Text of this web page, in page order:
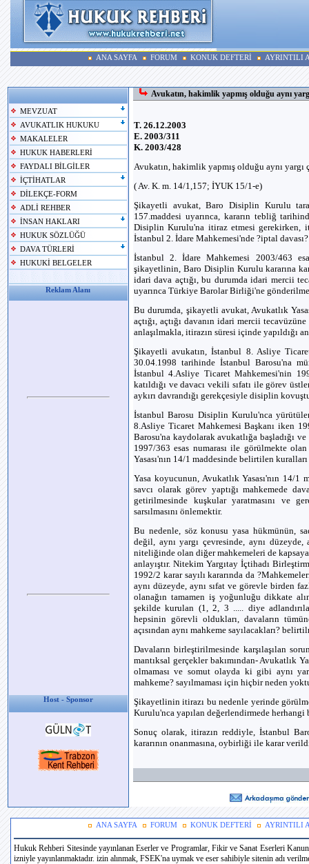
ANA SAYFA FORUM KONUK DEFTERİ AYRINTILI
MEVZUAT
AVUKATLIK HUKUKU
MAKALELER
HUKUK HABERLERİ
FAYDALI BİLGİLER
İÇTİHATLAR
DİLEKÇE-FORM
ADLİ REHBER
İNSAN HAKLARI
HUKUK SÖZLÜĞÜ
DAVA TÜRLERİ
HUKUKİ BELGELER
Reklam Alanı
Host - Sponsor
Avukatın, hakimlik yapmış olduğu aynı
T. 26.12.2003
E. 2003/311
K. 2003/428
Avukatın, hakimlik yapmış olduğu aynı
( Av. K. m. 14/1,157; İYUK 15/1-e)
Şikayetli avukat, Baro Disiplin Kurulu
157.maddesi uyarınca, kararın tebliğ
Disiplin Kurulu'na itiraz etmesi
İstanbul 2. İdare Mahkemesi'nde ?iptal davası?
İstanbul 2. İdare Mahkemesi 2003/463
şikayetlinin, Baro Disiplin Kurulu kararına
idari dava açtığı, bu durumda idari mercii
uyarınca Türkiye Barolar Birliği'ne
Bu durumda, şikayetli avukat, Avukatlık
açtığı, açtığı davanın idari mercii
anlaşılmakla, itirazın süresi içinde yapıldığı
Şikayetli avukatın, İstanbul 8. Asliye
30.04.1998 tarihinde İstanbul Barosu'na
İstanbul 4.Asliye Ticaret Mahkemesi'nin
katıldığı ve davacı vekili sıfatı ile görev
aykırı davrandığı gerekçesiyle disiplin
İstanbul Barosu Disiplin Kurulu'nca
8.Asliye Ticaret Mahkemesi Başkanı iken
Barosu'na kaydolarak avukatlığa başladığı
1997/363 esas numarası ile görülmekte
Yasası'nın 14/1 maddesinde belirtilen
Yasa koyucunun, Avukatlık Yasası'nın 14/
savcı olarak görev yaptığı mahkemede
getirilmesinde kuşkular yaratmasını ve
sarsılmasını önlemektir.
Bu nedenle, söz konusu yasa hükmünün,
değil, aynı yargı çevresinde, aynı
niteliğinde olan diğer mahkemeleri de
anlayıştır. Nitekim Yargıtay İçtihadı
1992/2 karar sayılı kararında da
aynı düzeyde, aynı sıfat ve görevle birden
olanağın tamamen iş yoğunluğu dikkate
şekilde kurulan (1, 2, 3 ..... diye
hepsinin görevli oldukları, davaların
açısından aynı mahkeme sayılacakları?
Davaların birleştirilmesinde karşılaşılan
mantıksal gerçekler bakımından- Avukatlık
olmaması ve somut olayda ki gibi aynı
mahkeme? sayılmaması için hiçbir neden
Şikayetlinin itirazı bu nedenle yerinde
Kurulu'nca yapılan değerlendirmede herhangi
Sonuç olarak, itirazın reddiyle, İstanbul
kararının onanmasına, oybirliği ile karar
ANA SAYFA FORUM KONUK DEFTERİ AYRINTILI
Hukuk Rehberi Sitesinde yayınlanan Eserler ve Programlar, Fikir ve Sanat Eserleri
izniyle yayınlanmaktadır. izin alınmak, FSEK'na uymak ve eser sahibiyle sitenin adı